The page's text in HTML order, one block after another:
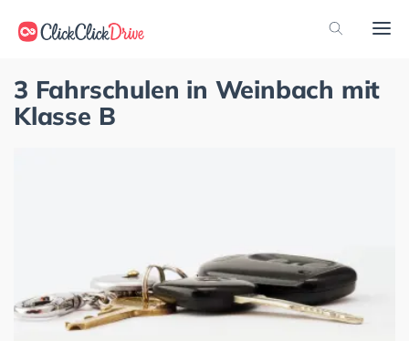
3 Fahrschulen in Weinbach mit
Klasse B